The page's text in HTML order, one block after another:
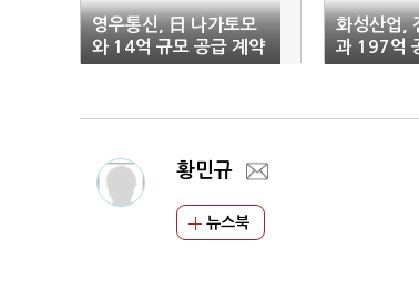
영우통신, 日 나가토모
와 14억 규모 공급 계약
체결
화성산업,
과 197억
황민규
뉴스북